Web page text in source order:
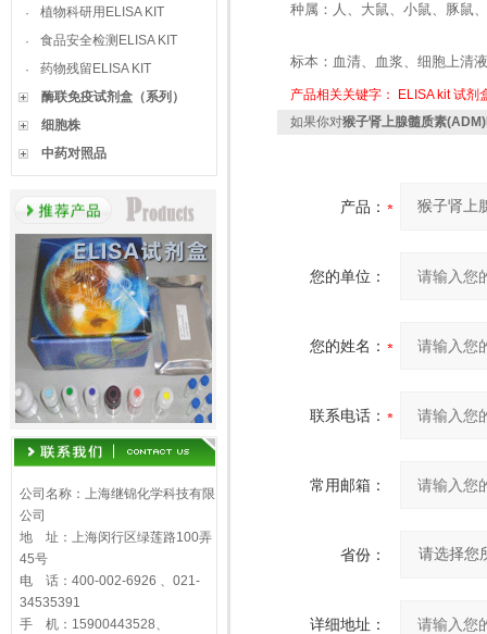
·
植物科研用ELISA KIT
·
食品安全检测ELISA KIT
·
药物残留ELISA KIT
酶联免疫试剂盒（系列）
细胞株
中药对照品
公司名称：上海继锦化学科技有限
公司
地 址：上海闵行区绿莲路100弄
45号
电 话：400-002-6926 、021-
34535391
手 机：15900443528、
种属：人、大鼠、小鼠、豚鼠
标本：血清、血浆、细胞上清
产品相关关键字： ELISA kit 试剂
如果你对猴子肾上腺髓质素
产品：
您的单位：
您的姓名：
联系电话：
常用邮箱：
省份：
详细地址：